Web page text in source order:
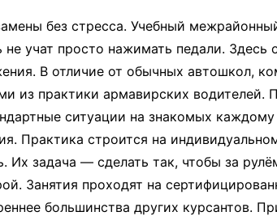
без стресса. Учебный
учат просто нажимать педали. Здесь
В отличие от обычных автошкол,
из практики армавирских водителей.
ситуации на знакомых
Практика строится на
задача — сделать так, чтобы за
Занятия проходят на
большинства других курсантов.